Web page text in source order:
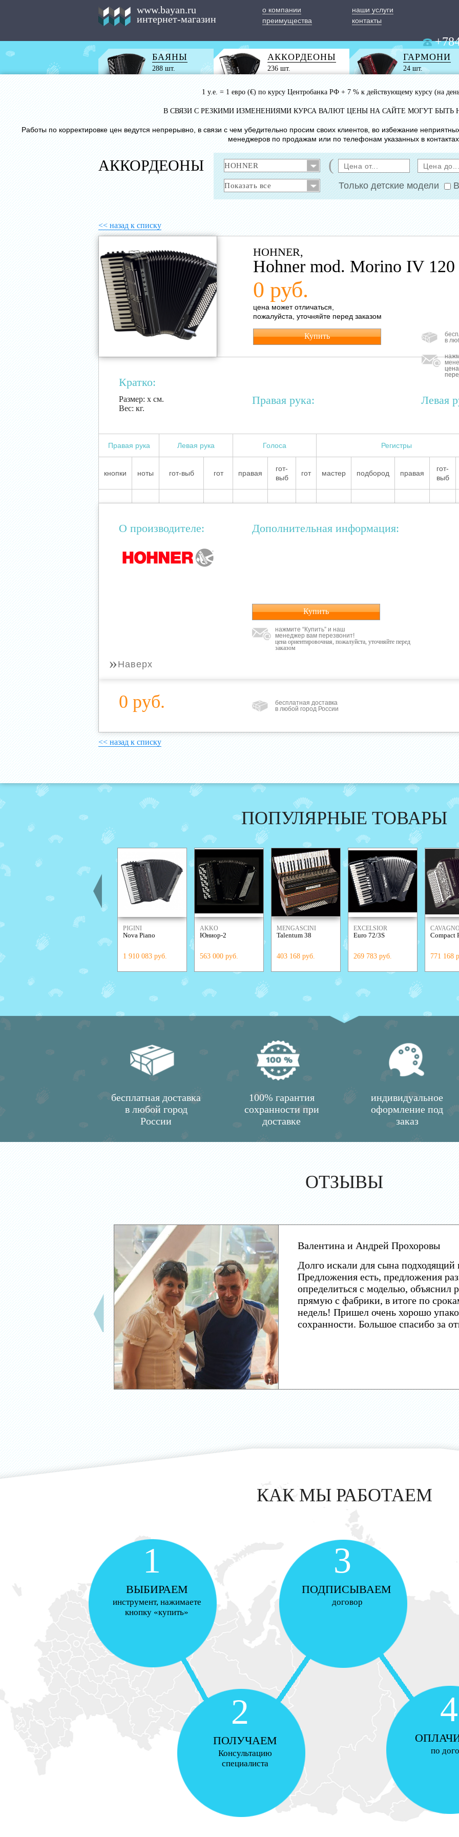
www.bayan.ru
интернет-магазин
о компании
наши услуги
преимущества
контакты
БАЯНЫ
288 шт.
АККОРДЕОНЫ
236 шт.
ГАРМОНИ
24 шт.
1 у.е. = 1 евро (€) по курсу Центробанка РФ + 7 % к действующему курсу (на
В СВЯЗИ С РЕЗКИМИ ИЗМЕНЕНИЯМИ КУРСА ВАЛЮТ ЦЕНЫ НА САЙТЕ МОГУТ БЫТЬ
Работы по корректировке цен ведутся непрерывно, в связи с чем убедительно просим своих клиентов, во избежание
менеджеров по продажам или по телефонам указанных в
АККОРДЕОНЫ (
Только детские модели
<< назад к списку
HOHNER,
Hohner mod. Morino IV 120
0 руб.
цена может отличаться,
пожалуйста, уточняйте перед заказом
Купить
в
Кратко:
Размер: х см.
Вес: кг.
Правая рука: Левая
Правая рука Левая рука Голоса Регистры
кнопки ноты гот-выб гот правая
гот-
выб
гот мастер подбород правая
гот-
выб
О производителе: Дополнительная информация:
Купить
нажмите “Купить” и наш
менеджер вам перезвонит!
цена ориентировочная, пожалуйста, уточняйте перед
заказом
» Наверх
0 руб.
бесплатная доставка
в любой город России
<< назад к списку
ПОПУЛЯРНЫЕ ТОВАРЫ
PIGINI
Nova Piano
1 910 083 руб.
AKKO
Юниор-2
563 000 руб.
MENGASCINI
Talentum 38
403 168 руб.
EXCELSIOR
Euro 72/3S
269 783 руб.
Compact
771 168
бесплатная доставка
в любой город
России
100% гарантия
сохранности при
доставке
индивидуальное
оформление под
заказ
ОТЗЫВЫ
Валентина и Андрей Прохоровы
Долго искали для сына подходящий
Предложения есть, предложения
определиться с моделью, объяснил
прямую с фабрики, в итоге по
недель! Пришел очень хорошо
сохранности. Большое спасибо за
КАК МЫ РАБОТАЕМ
1
ВЫБИРАЕМ
инструмент, нажимаете
кнопку «купить»
3
ПОДПИСЫВАЕМ
договор
2
ПОЛУЧАЕМ
Консультацию
специалиста
4
по